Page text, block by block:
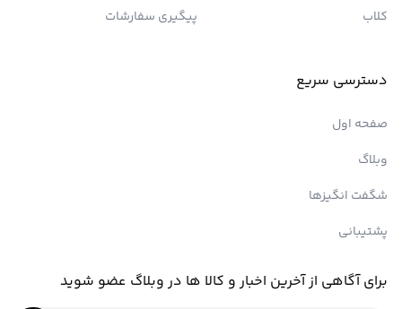
کلاب
پیگیری سفارشات
دسترسی سریع
صفحه اول
وبلاگ
شگفت انگیزها
پشتیبانی
برای آگاهی از آخرین اخبار و کالا ها در وبلاگ عضو شوید